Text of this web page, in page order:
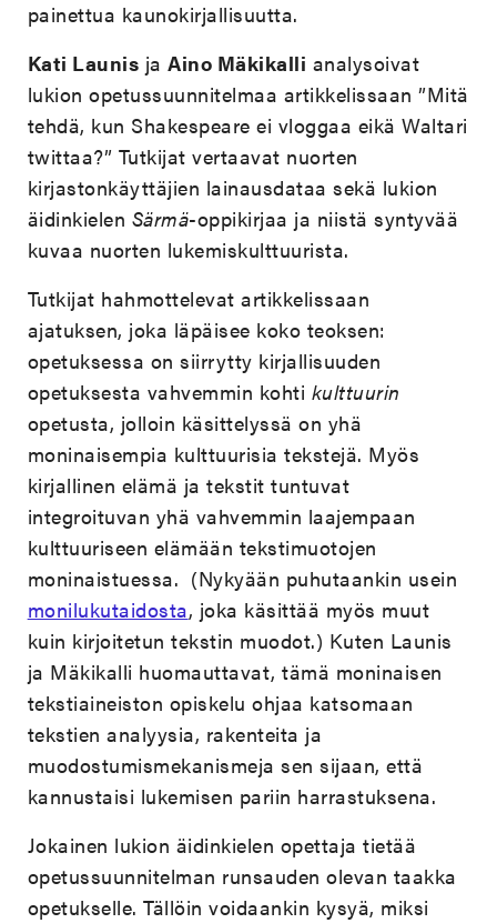
painettua kaunokirjallisuutta.
Kati Launis jaAino Mäkikalli analysoivat
lukion opetussuunnitelmaa artikkelissaan ”Mitä
tehdä, kun Shakespeare ei vloggaa eikä Waltari
twittaa?” Tutkijat vertaavat nuorten
kirjastonkäyttäjien lainausdataa sekä lukion
äidinkielen Särmä-oppikirjaa ja niistä syntyvää
kuvaa nuorten lukemiskulttuurista.
Tutkijat hahmottelevat artikkelissaan
ajatuksen, joka läpäisee koko teoksen:
opetuksessa on siirrytty kirjallisuuden
opetuksesta vahvemmin kohti kulttuurin
opetusta, jolloin käsittelyssä on yhä
moninaisempia kulttuurisia tekstejä. Myös
kirjallinen elämä ja tekstit tuntuvat
integroituvan yhä vahvemmin laajempaan
kulttuuriseen elämään tekstimuotojen
moninaistuessa. (Nykyään puhutaankin usein
monilukutaidosta, joka käsittää myös muut
kuin kirjoitetun tekstin muodot.) Kuten Launis
ja Mäkikalli huomauttavat, tämä moninaisen
tekstiaineiston opiskelu ohjaa katsomaan
tekstien analyysia, rakenteita ja
muodostumismekanismeja sen sijaan, että
kannustaisi lukemisen pariin harrastuksena.
Jokainen lukion äidinkielen opettaja tietää
opetussuunnitelman runsauden olevan taakka
opetukselle. Tällöin voidaankin kysyä, miksi